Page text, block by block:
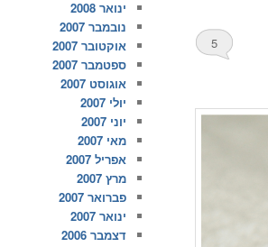
5
ינואר 2008
נובמבר 2007
אוקטובר 2007
ספטמבר 2007
אוגוסט 2007
יולי 2007
יוני 2007
מאי 2007
אפריל 2007
מרץ 2007
פברואר 2007
ינואר 2007
דצמבר 2006